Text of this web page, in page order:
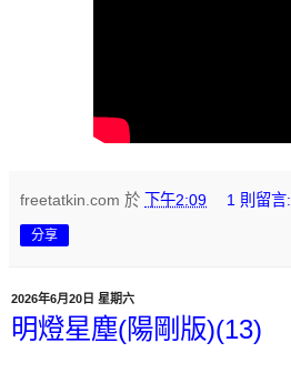
freetatkin.com 於 下午2:09 1 則留言:
分享
2026年6月20日 星期六
明燈星塵(陽剛版)(13)